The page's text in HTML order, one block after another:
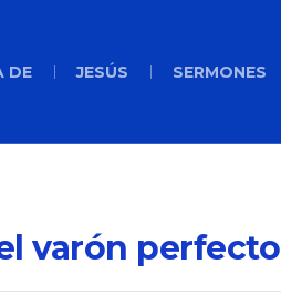
DE JESÚS SERMONES
varón perfecto